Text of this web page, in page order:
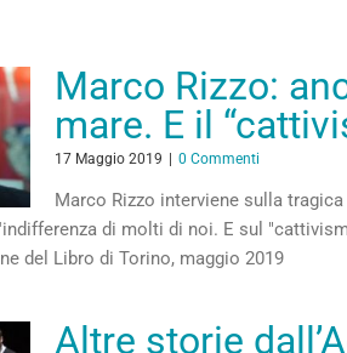
Marco Rizzo:
mare. E il
17 Maggio 2019 0 Commenti
Marco Rizzo interviene sulla
di molti di noi. E sul
del Libro di Torino, maggio 2019
Altre storie